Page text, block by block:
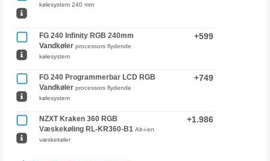
kølesystem 240 mm
FG 240 Infinity RGB 240mm
Vandkøler processors flydende
kølesystem
+599
FG 240 Programmerbar LCD RGB
Vandkøler processors flydende
kølesystem
+749
NZXT Kraken 360 RGB
Væskekøling RL-KR360-B1 Alt-i-en
væskekøler
+1.986